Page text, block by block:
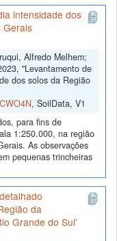
intensidade dos
Gerais
Alfredo Melhem;
"Levantamento de
dos solos da Região
, SoilData, V1
para fins de
1:250.000, na região
As observações
pequenas trincheiras
da
Grande do Sul'